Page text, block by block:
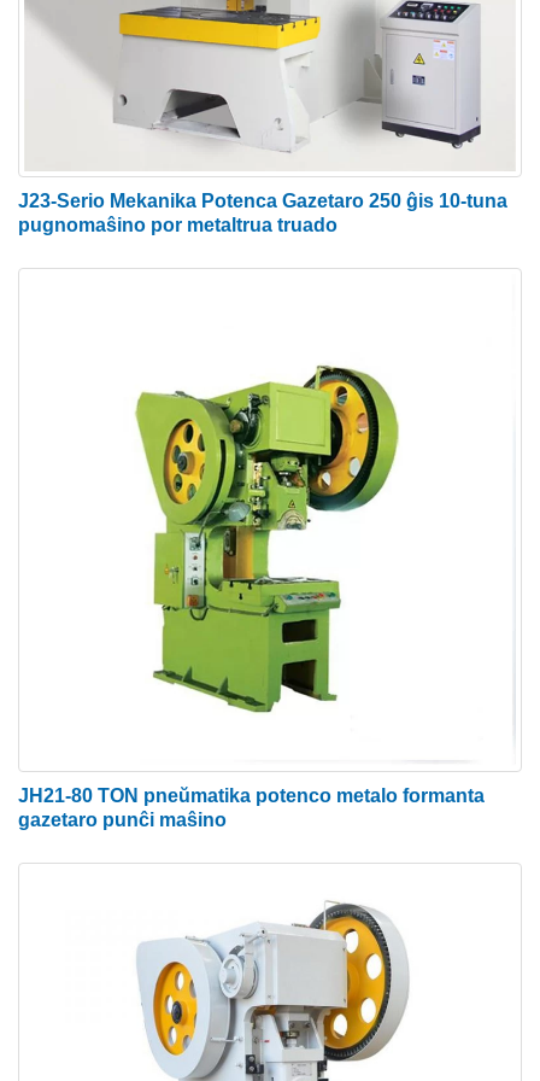
Platojn kaj C-Kanon. Punado-Formoj povas inkluzivi
longforman truon, fendotruon, rondtruan kaj
kvadrattruan kaj multajn aliajn laŭbezone.
RAYMAX estas plej bonaj 10-profesiaj hidraŭlikaj
pugnomaŝinoj fabrikistoj en Ĉinio, provizante
hidraŭlikan pugnomaŝinon por vendo, ladan
trinkejo, tubo, angulo, UT-UPN-IPN-profiloj, faldado,
tranĉado, inkrustado, truado, fleksado de folioj,
stampado. Ĝi povas esti taŭga por ajna alia speco
de ilaro. La pugnomaŝino estas ĉefe uzata en ŝtalo,
grandaj ŝtalfabrikoj, pontoj, peza industrio,
ŝipkonstruado kaj aliaj industrioj.
RAYMAX sukcese plenumas la diversajn postulojn
de niaj klientoj provizante la plej bonan kvalitan
gamon de Hidraŭlika Punĉa Maŝino.
Hydraulic Punching Machine Principle
La koncepto de truado indikas fendan procezon en
kiu tuko estas distranĉita en unu bato. Formoj kiel
Hidraŭlika stampilo funkcias kiel trua truo por
papero. La folia trunĉilo premas la paperon kontraŭ
la subteno de la trua truo kaj fine en rondan
aperturon. La peceto de la truado kolektas en la trua
J23-Serio Mekanika Potenca Gazetaro 250 ĝis 10-tuna
pugnomaŝino por metaltrua truado
JH21-80 TON pneŭmatika potenco metalo formanta
gazetaro punĉi maŝino